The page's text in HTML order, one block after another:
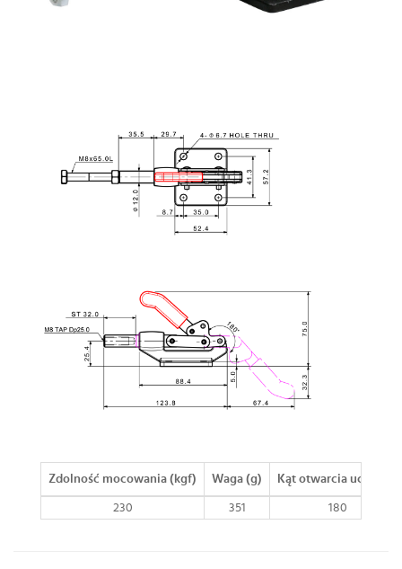
Zdolność mocowania (kgf) Waga (g) Kąt otwarcia uchwytu
230 351 180